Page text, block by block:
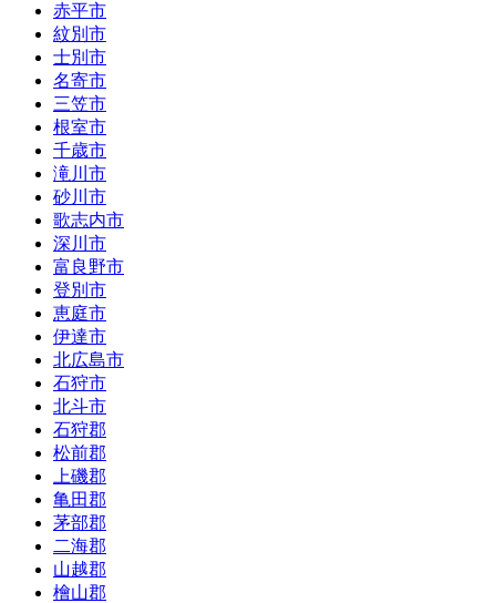
赤平市
紋別市
士別市
名寄市
三笠市
根室市
千歳市
滝川市
砂川市
歌志内市
深川市
富良野市
登別市
恵庭市
伊達市
北広島市
石狩市
北斗市
石狩郡
松前郡
上磯郡
亀田郡
茅部郡
二海郡
山越郡
檜山郡